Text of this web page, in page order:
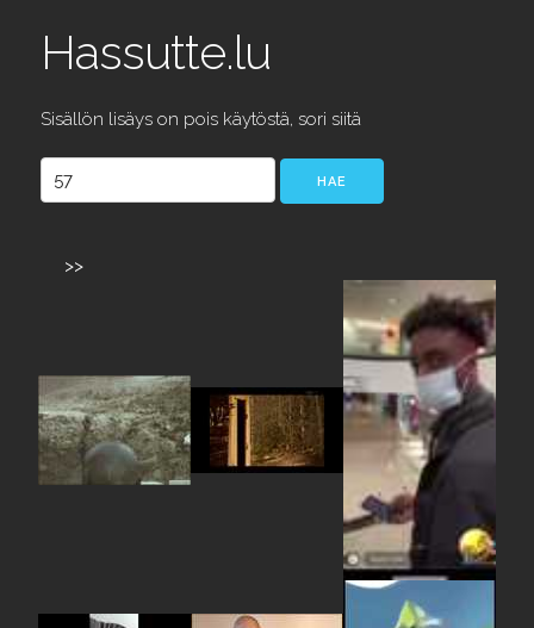
Hassutte.lu
Sisällön lisäys on pois käytöstä, sori siitä
>>